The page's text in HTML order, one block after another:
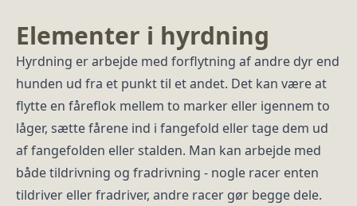
Elementer i hyrdning
Hyrdning er arbejde med forflytning af andre dyr end
hunden ud fra et punkt til et andet. Det kan være at
flytte en fåreflok mellem to marker eller igennem to
låger, sætte fårene ind i fangefold eller tage dem ud
af fangefolden eller stalden. Man kan arbejde med
både tildrivning og fradrivning - nogle racer enten
tildriver eller fradriver, andre racer gør begge dele.